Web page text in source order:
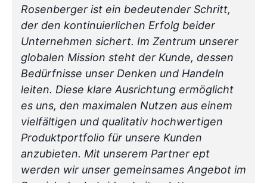
Rosenberger ist ein bedeutender Schritt,
der den kontinuierlichen Erfolg beider
Unternehmen sichert. Im Zentrum unserer
globalen Mission steht der Kunde, dessen
Bedürfnisse unser Denken und Handeln
leiten. Diese klare Ausrichtung ermöglicht
es uns, den maximalen Nutzen aus einem
vielfältigen und qualitativ hochwertigen
Produktportfolio für unsere Kunden
anzubieten. Mit unserem Partner ept
werden wir unser gemeinsames Angebot im